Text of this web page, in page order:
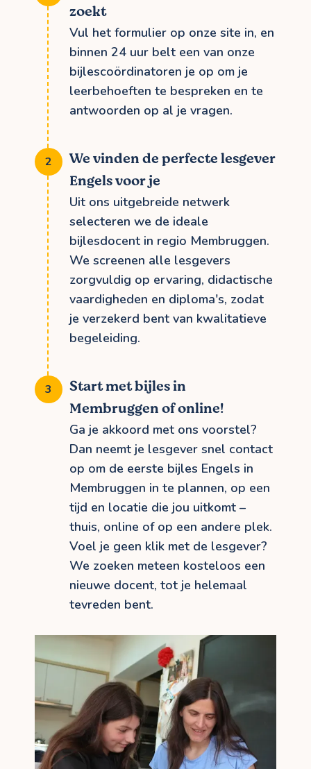
zoekt
Vul het formulier op onze site in, en
binnen 24 uur belt een van onze
bijlescoördinatoren je op om je
leerbehoeften te bespreken en te
antwoorden op al je vragen.
We vinden de perfecte lesgever
Engels voor je
Uit ons uitgebreide netwerk
selecteren we de ideale
bijlesdocent in regio Membruggen.
We screenen alle lesgevers
zorgvuldig op ervaring, didactische
vaardigheden en diploma's, zodat
je verzekerd bent van kwalitatieve
begeleiding.
Start met bijles in
Membruggen of online!
Ga je akkoord met ons voorstel?
Dan neemt je lesgever snel contact
op om de eerste bijles Engels in
Membruggen in te plannen, op een
tijd en locatie die jou uitkomt –
thuis, online of op een andere plek.
Voel je geen klik met de lesgever?
We zoeken meteen kosteloos een
nieuwe docent, tot je helemaal
tevreden bent.